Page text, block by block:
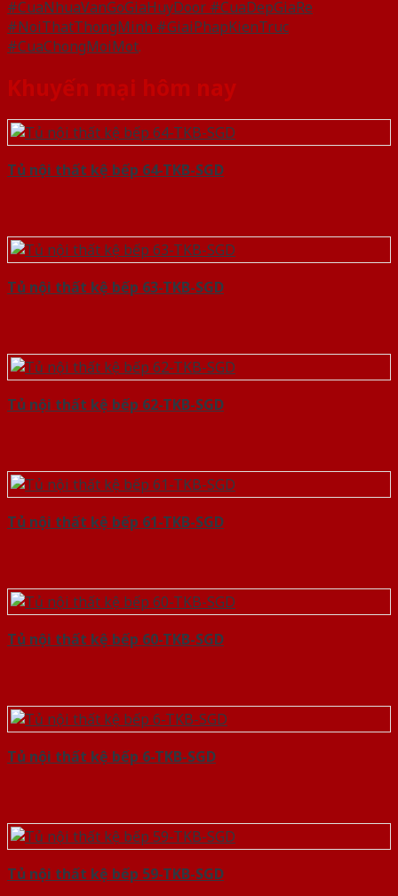
#CuaNhuaVanGoGiaHuyDoor #CuaDepGiaRe
#NoiThatThongMinh #GiaiPhapKienTruc
#CuaChongMoiMot.
Khuyến mại hôm nay
Tủ nội thất kệ bếp 64-TKB-SGD
Tủ nội thất kệ bếp 63-TKB-SGD
Tủ nội thất kệ bếp 62-TKB-SGD
Tủ nội thất kệ bếp 61-TKB-SGD
Tủ nội thất kệ bếp 60-TKB-SGD
Tủ nội thất kệ bếp 6-TKB-SGD
Tủ nội thất kệ bếp 59-TKB-SGD